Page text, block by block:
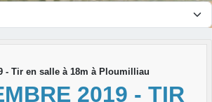
- Tir en salle à 18m à Ploumilliau
2019 - TIR